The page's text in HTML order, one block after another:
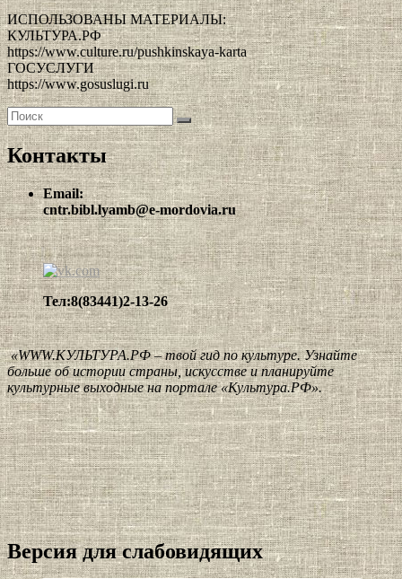
ИСПОЛЬЗОВАНЫ МАТЕРИАЛЫ:
КУЛЬТУРА.РФ
https://www.culture.ru/pushkinskaya-karta
ГОСУСЛУГИ
https://www.gosuslugi.ru
Найти:
Поиск
Контакты
Email:
cntr.bibl.lyamb@e-mordovia.ru
Тел:8(83441)2-13-26
«WWW.КУЛЬТУРА.РФ – твой гид по культуре. Узнайте
больше об истории страны, искусстве и планируйте
культурные выходные на портале «Культура.РФ».
Версия для слабовидящих